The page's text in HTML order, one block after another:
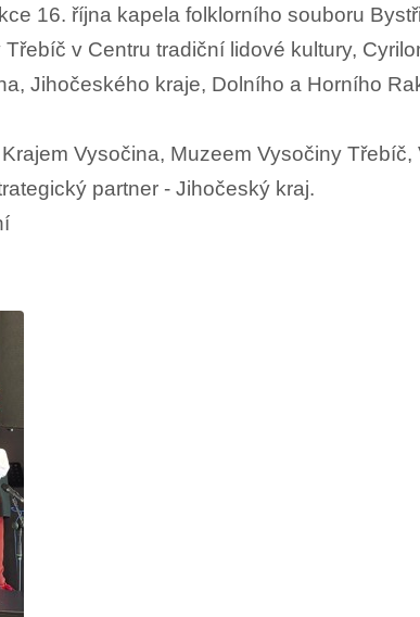
16. října kapela folklorního souboru
v Centru tradiční lidové kultury,
Jihočeského kraje, Dolního a Horního
Vysočina, Muzeem Vysočiny Třebíč,
partner - Jihočeský kraj.